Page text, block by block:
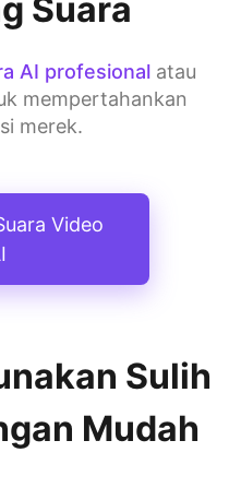
Suara
AI profesional
mempertahankan
merek.
Video
Sulih
Mudah